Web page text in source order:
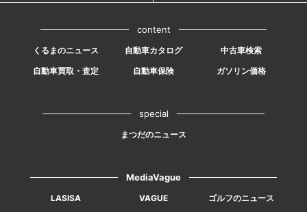
content
くるまのニュース 自動車カタログ
中古車検索
自動車買取・査定
自動車保険 ガソリン価格
special
まつだのニュース
MediaVague
LASISA VAGUE
ゴルフのニュース